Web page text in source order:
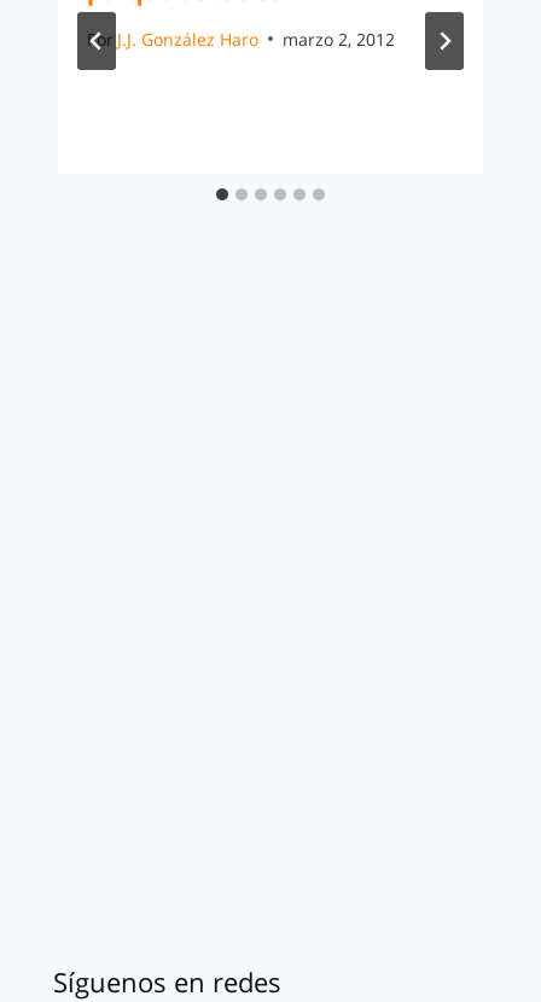
Por J.J. González Haro marzo 2, 2012
Síguenos en redes